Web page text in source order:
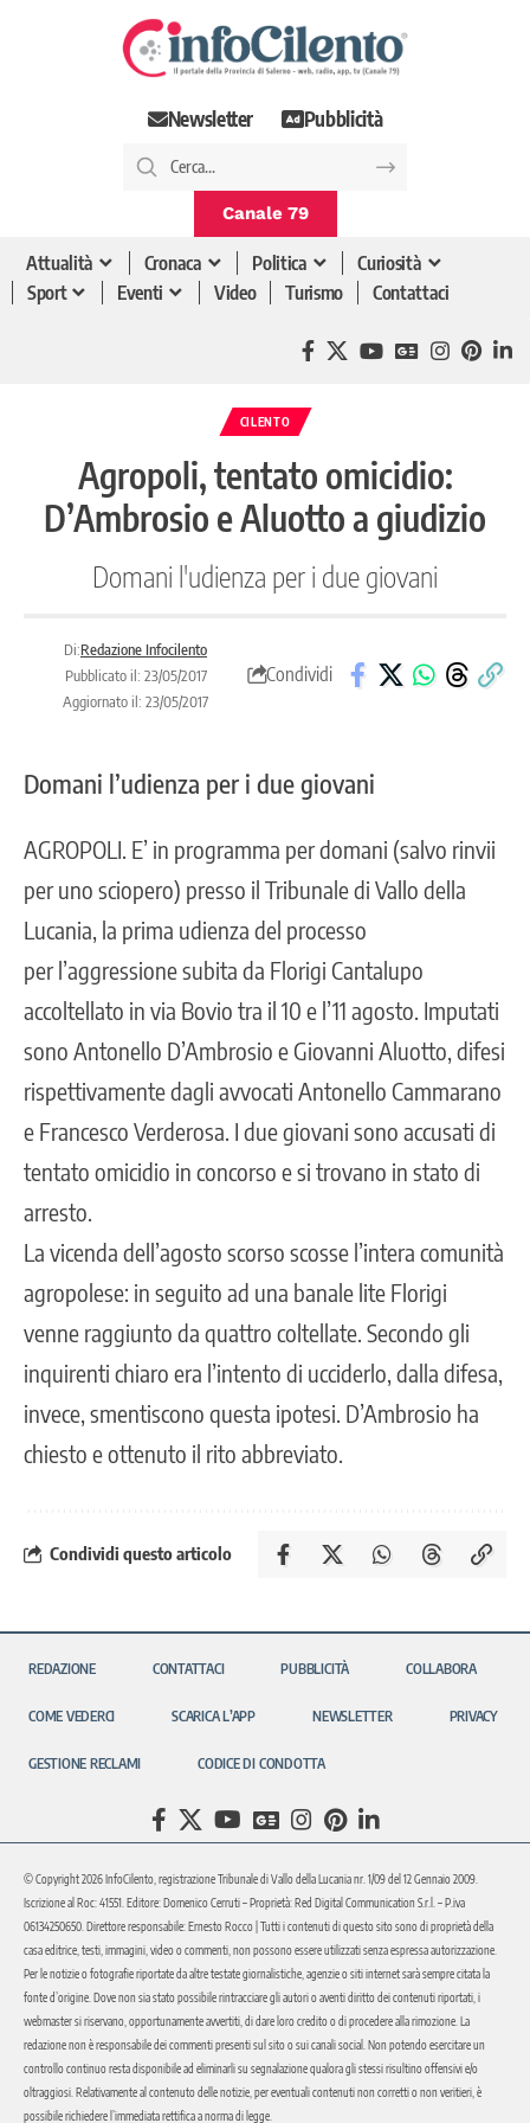
Newsletter Pubblicità
Canale 79
Attualità Cronaca Politica
Curiosità
Sport
Eventi Video Turismo Contattaci
CILENTO
Agropoli, tentato omicidio:
D’Ambrosio e Aluotto a giudizio
Domani l'udienza per i due giovani
Di:Redazione Infocilento
Pubblicato il: 23/05/2017
Aggiornato il: 23/05/2017
Condividi
Domani l’udienza per i due giovani
AGROPOLI . E’ in programma per domani (salvo rinvii
per uno sciopero) presso il Tribunale di Vallo della
Lucania, la prima udienza del processo
per l’aggressione subita da Florigi Cantalupo
accoltellato in via Bovio tra il 10 e l’11 agosto. Imputati
sono Antonello D’Ambrosio e Giovanni Aluotto, difesi
rispettivamente dagli avvocati Antonello Cammarano
e Francesco Verderosa. I due giovani sono accusati di
tentato omicidio in concorso e si trovano in stato di
arresto.
La vicenda dell’agosto scorso scosse l’intera comunità
agropolese: in seguito ad una banale lite Florigi
venne raggiunto da quattro coltellate. Secondo gli
inquirenti chiaro era l’intento di ucciderlo, dalla difesa,
invece, smentiscono questa ipotesi. D’Ambrosio ha
chiesto e ottenuto il rito abbreviato.
Condividi questo articolo
REDAZIONE CONTATTACI PUBBLICITÀ COLLABORA
COME VEDERCI SCARICA L’APP NEWSLETTER PRIVACY
GESTIONE RECLAMI CODICE DI CONDOTTA
© Copyright 2026 InfoCilento, registrazione Tribunale di Vallo della Lucania nr. 1/09 del 12 Gennaio 2009.
Iscrizione al Roc: 41551. Editore: Domenico Cerruti – Proprietà: Red Digital Communication S.r.l. – P.iva
06134250650. Direttore responsabile: Ernesto Rocco | Tutti i contenuti di questo sito sono di proprietà della
casa editrice, testi, immagini, video o commenti, non possono essere utilizzati senza espressa autorizzazione.
Per le notizie o fotografie riportate da altre testate giornalistiche, agenzie o siti internet sarà sempre citata la
fonte d’origine. Dove non sia stato possibile rintracciare gli autori o aventi diritto dei contenuti riportati, i
webmaster si riservano, opportunamente avvertiti, di dare loro credito o di procedere alla rimozione. La
redazione non è responsabile dei commenti presenti sul sito o sui canali social. Non potendo esercitare un
controllo continuo resta disponibile ad eliminarli su segnalazione qualora gli stessi risultino offensivi e/o
oltraggiosi. Relativamente al contenuto delle notizie, per eventuali contenuti non corretti o non veritieri, è
possibile richiedere l’immediata rettifica a norma di legge.